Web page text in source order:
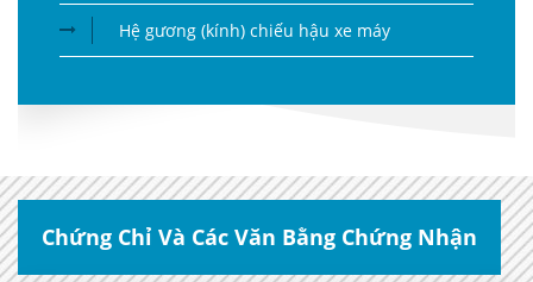
Hệ gương (kính) chiếu hậu xe máy
Chứng Chỉ Và Các Văn Bằng Chứng Nhận